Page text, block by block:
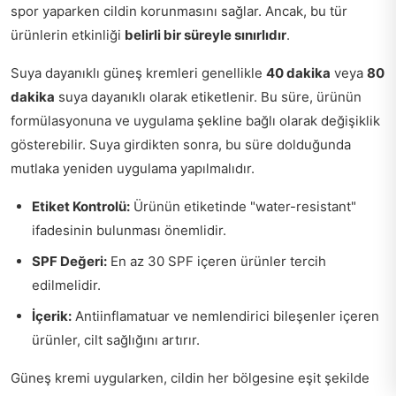
spor yaparken cildin korunmasını sağlar. Ancak, bu tür
ürünlerin etkinliği belirli bir süreyle sınırlıdır.
Suya dayanıklı güneş kremleri genellikle 40 dakika veya 80
dakika suya dayanıklı olarak etiketlenir. Bu süre, ürünün
formülasyonuna ve uygulama şekline bağlı olarak değişiklik
gösterebilir. Suya girdikten sonra, bu süre dolduğunda
mutlaka yeniden uygulama yapılmalıdır.
Etiket Kontrolü: Ürünün etiketinde "water-resistant"
ifadesinin bulunması önemlidir.
SPF Değeri: En az 30 SPF içeren ürünler tercih
edilmelidir.
İçerik: Antiinflamatuar ve nemlendirici bileşenler içeren
ürünler, cilt sağlığını artırır.
Güneş kremi uygularken, cildin her bölgesine eşit şekilde